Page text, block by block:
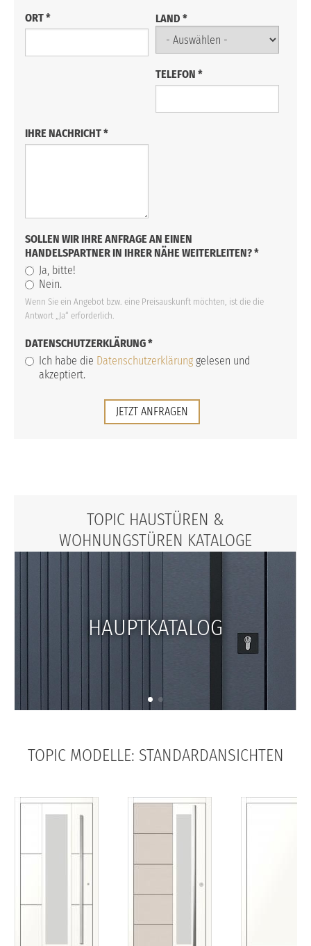
ORT* LAND *
TELEFON *
IHRE NACHRICHT*
SOLLEN WIR IHRE ANFRAGE AN EINEN
HANDELSPARTNER IN IHRER NÄHE WEITERLEITEN?*
Ja, bitte!
Nein.
Wenn Sie ein Angebot bzw. eine Preisauskunft möchten, ist die die
Antwort „Ja“ erforderlich.
DATENSCHUTZERKLÄRUNG*
Ich habe die Datenschutzerklärung gelesen und
akzeptiert.
JETZT ANFRAGEN
TOPIC HAUSTÜREN &
WOHNUNGSTÜREN KATALOGE
HAUPTKATALOG
TOPIC MODELLE: STANDARDANSICHTEN